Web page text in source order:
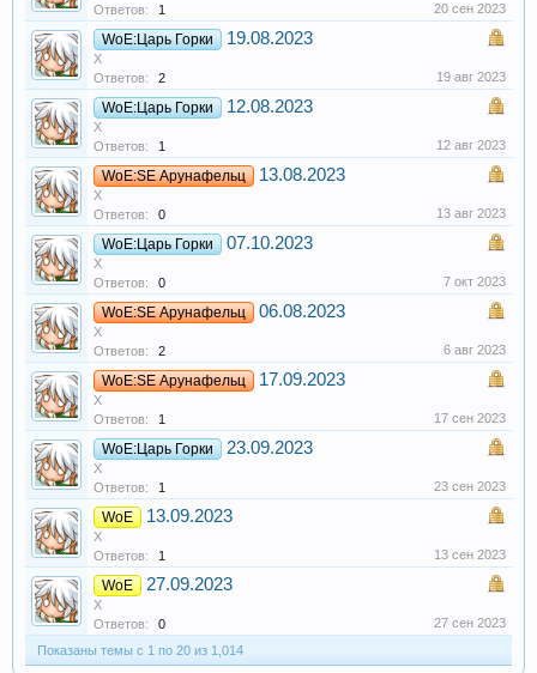
Ответов:
1 20 сен 2023
WoE:Царь Горки 19.08.2023
X
Ответов:
2 19 авг 2023
WoE:Царь Горки 12.08.2023
X
Ответов:
1 12 авг 2023
WoE:SE Арунафельц 13.08.2023
X
Ответов:
0 13 авг 2023
WoE:Царь Горки 07.10.2023
X
Ответов:
0 7 окт 2023
WoE:SE Арунафельц 06.08.2023
X
Ответов:
2 6 авг 2023
WoE:SE Арунафельц 17.09.2023
X
Ответов:
1 17 сен 2023
WoE:Царь Горки 23.09.2023
X
Ответов:
1 23 сен 2023
WoE 13.09.2023
X
Ответов:
1 13 сен 2023
WoE 27.09.2023
X
Ответов:
0
27 сен 2023
Показаны темы с 1 по 20 из 1,014